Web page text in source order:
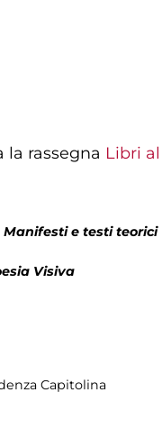
la rassegna Libri
Manifesti e testi teorici
Visiva
Capitolina